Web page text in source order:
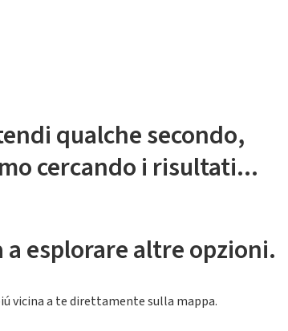
qualche secondo,
cercando i risultati...
a esplorare altre opzioni.
vicina a te direttamente sulla mappa.